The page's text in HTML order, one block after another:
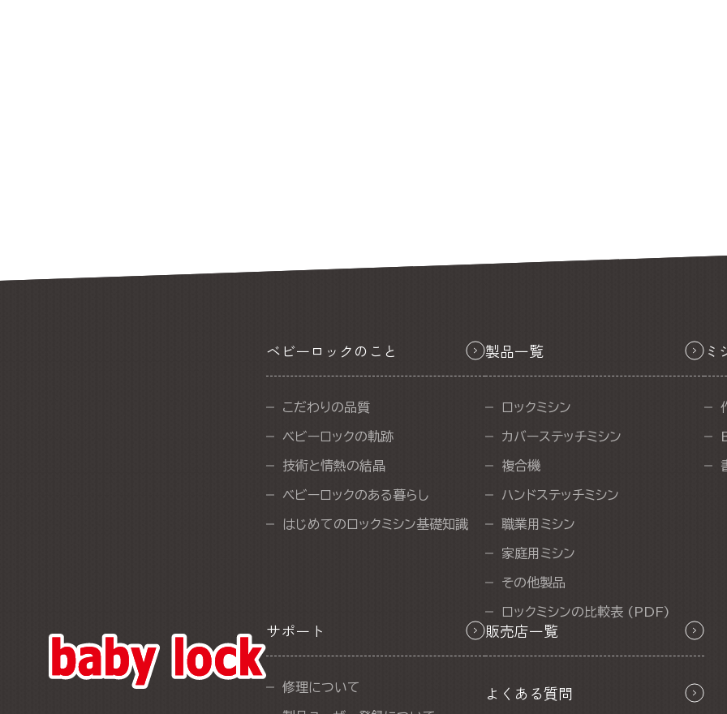
ベビーロックのこと
こだわりの品質
ベビーロックの軌跡
技術と情熱の結晶
ベビーロックのある暮らし
はじめてのロックミシン基礎知識
製品一覧
ロックミシン
カバーステッチミシン
複合機
ハンドステッチミシン
職業用ミシン
家庭用ミシン
その他製品
ロックミシンの比較表 (PDF)
ミ
サポート
修理について
販売店一覧
よくある質問